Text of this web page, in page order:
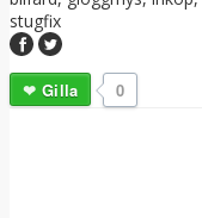
stugfix
0
Gilla